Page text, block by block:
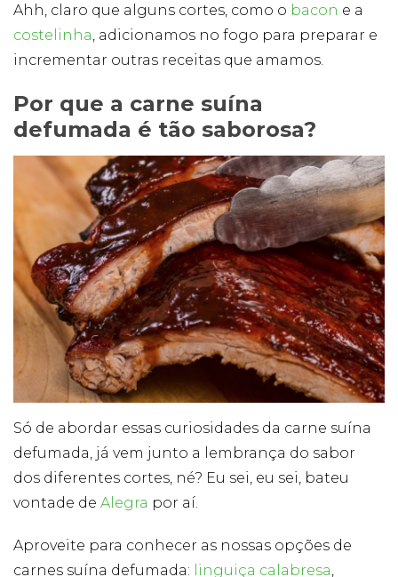
Ahh, claro que alguns cortes, como o bacon e a
costelinha , adicionamos no fogo para preparar e
incrementar outras receitas que amamos.
Por que a carne suína
defumada é tão saborosa?
Só de abordar essas curiosidades da carne suína
defumada, já vem junto a lembrança do sabor
dos diferentes cortes, né? Eu sei, eu sei, bateu
vontade de Alegra por aí.
Aproveite para conhecer as nossas opções de
carnes suína defumada: linguiça calabresa,